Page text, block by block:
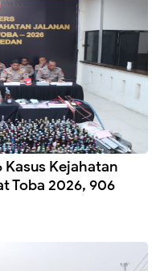
Kasus Kejahatan
Toba 2026, 906